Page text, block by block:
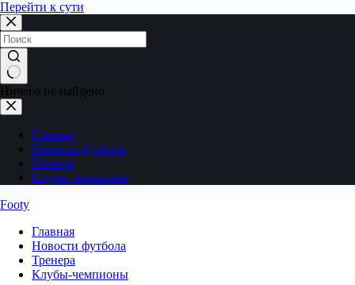
Перейти к сути
Ничего не найдено
Главная
Новости футбола
Тренера
Клубы-чемпионы
Footy
Главная
Новости футбола
Тренера
Клубы-чемпионы